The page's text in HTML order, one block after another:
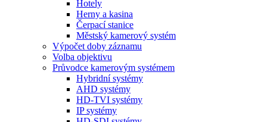
Hotely
Herny a kasina
Čerpací stanice
Městský kamerový systém
Výpočet doby záznamu
Volba objektivu
Průvodce kamerovým systémem
Hybridní systémy
AHD systémy
HD-TVI systémy
IP systémy